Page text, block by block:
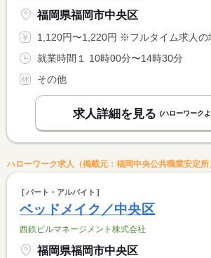
福岡県福岡市中央区
1,120円〜1,220円 ※フルタイム求人の場合は月額（換算額）、パート求人の
就業時間１ 10時00分〜14時30分
その他
求人詳細を見る (ハローワーク
ハローワーク求人（掲載元：福岡中央公共職業安定所
パート・アルバイト
ベッドメイク／中央区
西鉄ビルマネージメント株式会社
福岡県福岡市中央区